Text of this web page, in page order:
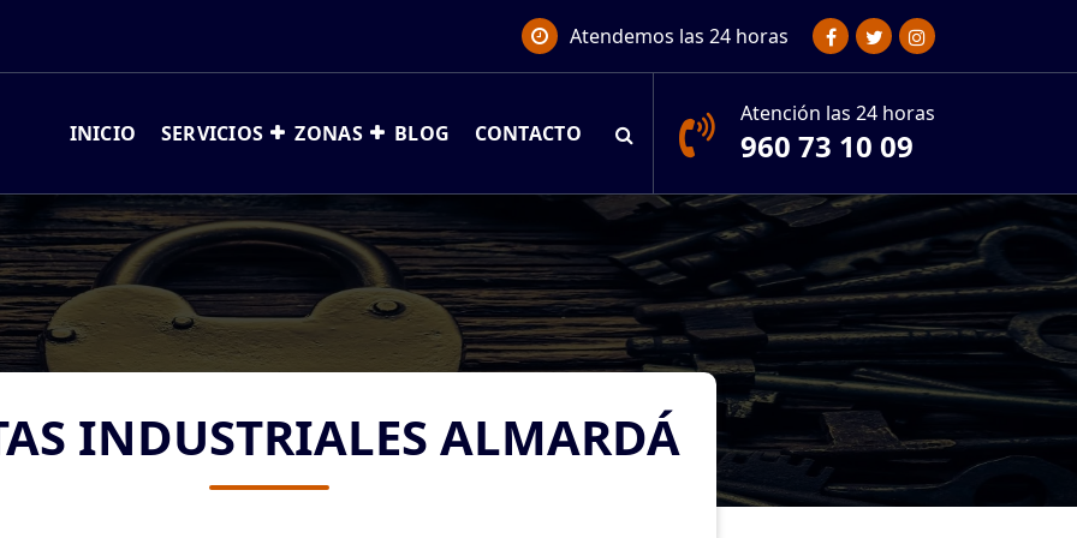
Atendemos las 24 horas
INICIO SERVICIOS ZONAS BLOG CONTACTO
Atención las 24 horas
960 73 10 09
INDUSTRIALES ALMARDÁ